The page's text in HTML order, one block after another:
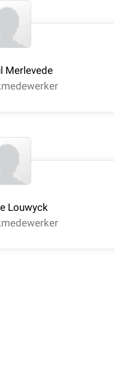
Merlevede
Louwyck